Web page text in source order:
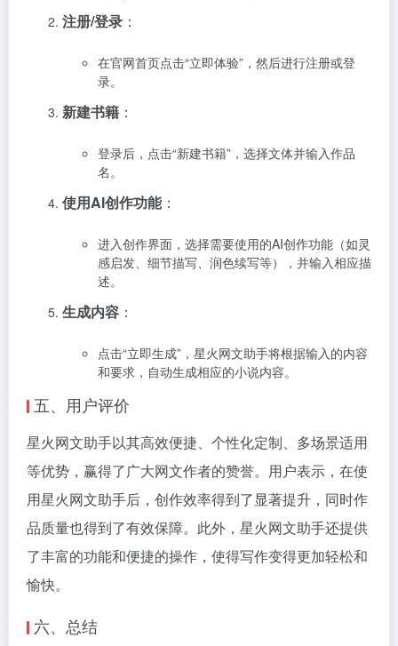
注册/登录 ：
在官网首页点击“立即体验”，然后进行注册或登
录。
新建书籍 ：
登录后，点击“新建书籍”，选择文体并输入作品
名。
使用AI创作功能：
进入创作界面，选择需要使用的AI创作功能（如灵
感启发、细节描写、润色续写等），并输入相应描
述。
生成内容 ：
点击“立即生成”，星火网文助手将根据输入的内容
和要求，自动生成相应的小说内容。
五、用户评价
星火网文助手以其高效便捷、个性化定制、多场景适用
等优势，赢得了广大网文作者的赞誉。用户表示，在使
用星火网文助手后，创作效率得到了显著提升，同时作
品质量也得到了有效保障。此外，星火网文助手还提供
了丰富的功能和便捷的操作，使得写作变得更加轻松和
愉快。
六、总结